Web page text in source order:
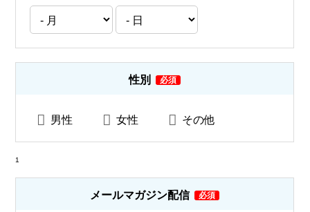
性別
男性 女性 その他
1
メールマガジン配信